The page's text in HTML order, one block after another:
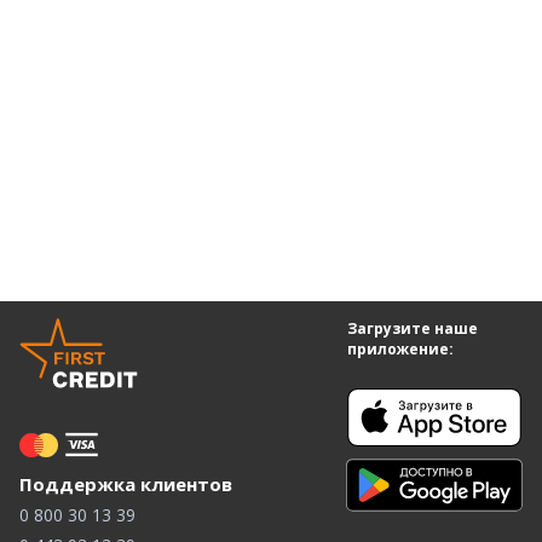
Загрузите наше
приложение:
Поддержка клиентов
0 800 30 13 39